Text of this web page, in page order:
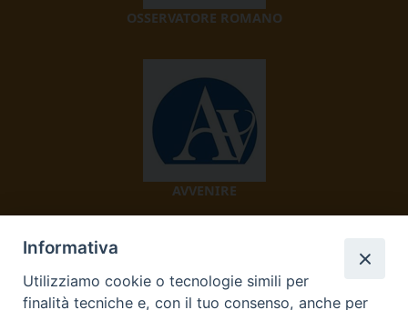
OSSERVATORE ROMANO
AVVENIRE
Informativa
Utilizziamo cookie o tecnologie simili per
finalità tecniche e, con il tuo consenso, anche per